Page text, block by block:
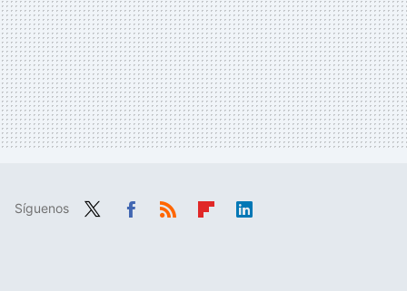
Síguenos